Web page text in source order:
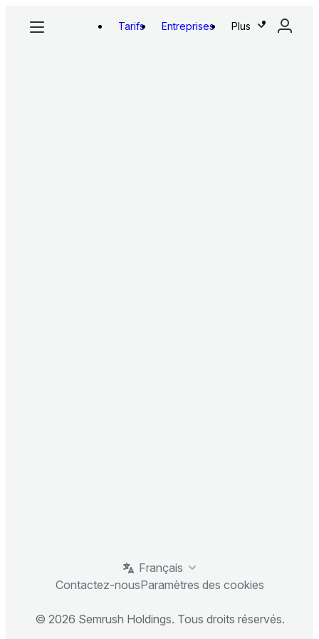
Tarifs Entreprises Plus
Français
Contactez-nousParamètres des cookies
© 2026 Semrush Holdings. Tous droits réservés.